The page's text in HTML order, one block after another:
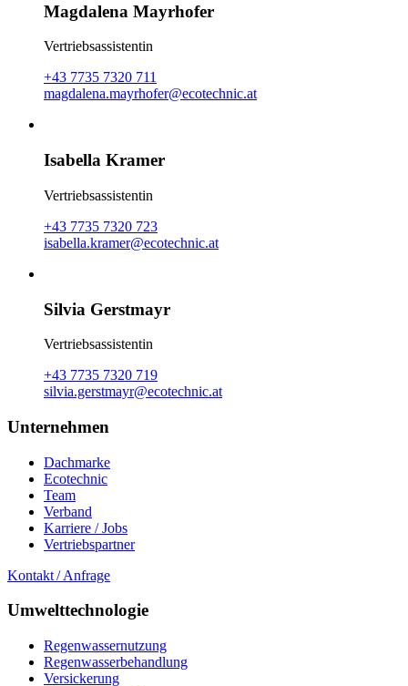
Magdalena Mayrhofer
Vertriebsassistentin
+43 7735 7320 711
magdalena.mayrhofer@ecotechnic.at
Isabella Kramer
Vertriebsassistentin
+43 7735 7320 723
isabella.kramer@ecotechnic.at
Silvia Gerstmayr
Vertriebsassistentin
+43 7735 7320 719
silvia.gerstmayr@ecotechnic.at
Unternehmen
Dachmarke
Ecotechnic
Team
Verband
Karriere / Jobs
Vertriebspartner
Kontakt / Anfrage
Umwelttechnologie
Regenwassernutzung
Regenwasserbehandlung
Versickerung